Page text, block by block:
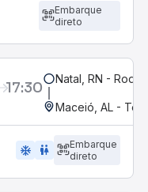
Embarque
direto
17:30 Natal, RN -
Maceió, AL -
ac_unit wc
Embarque
direto